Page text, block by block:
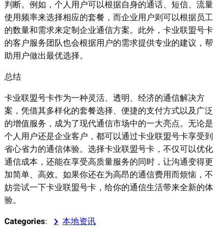
判断。例如，个人用户可以根据自身的通话、短信、流量
使用频率来选择相应的套餐，而企业用户则可以根据员工
的数量和需求来定制企业通信方案。此外，卡业联盟号卡
的客户服务团队也会根据用户的需求提供专业的建议，帮
助用户做出最优选择。
总结
卡业联盟号卡作为一种灵活、透明、经济的通信解决方
案，凭借其多样化的套餐选择、便捷的支付方式以及广泛
的增值服务，成为了现代通信市场中的一大亮点。无论是
个人用户还是企业客户，都可以通过卡业联盟号卡享受到
省心省力的通信体验。选择卡业联盟号卡，不仅可以优化
通信成本，还能在享受高质量服务的同时，让沟通变得更
加简单、高效。如果你还在为高昂的通信费用而烦恼，不
妨尝试一下卡业联盟号卡，给你的通信生活带来全新的体
验。
Categories: 本地资讯